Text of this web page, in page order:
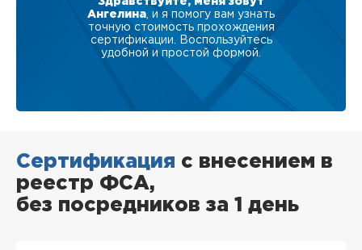
Ангелина , и я помогу вам узнать
точную стоимость прохождения
сертификации. Воспользуйтесь
удобной и простой формой.
Сертификация с внесением в
реестр ФСА,
без посредников за 1 день